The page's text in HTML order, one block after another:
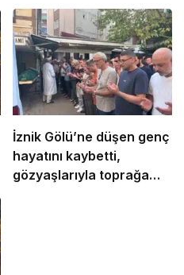
İznik Gölü’ne düşen genç
hayatını kaybetti,
gözyaşlarıyla toprağa